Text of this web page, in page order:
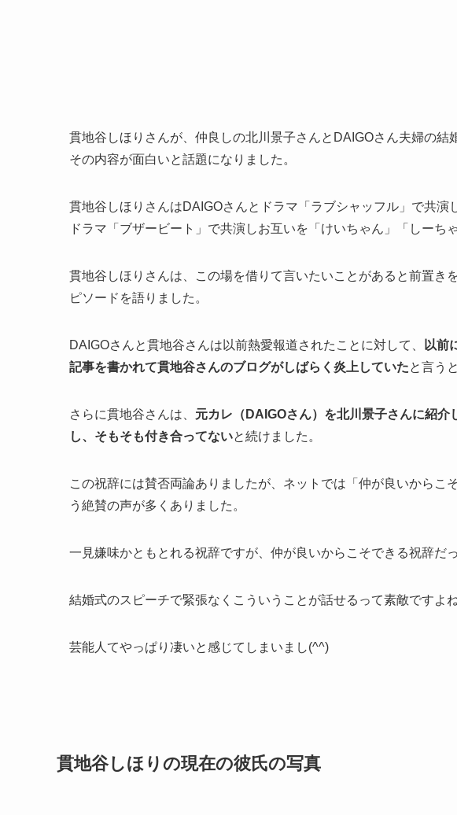
貫地谷しほりさんが、仲良しの北川景子さんとDAIGOさん夫婦の結
その内容が面白いと話題になりました。
貫地谷しほりさんはDAIGOさんとドラマ「ラブシャッフル」で共演
ドラマ「ブザービート」で共演しお互いを「けいちゃん」「しーち
貫地谷しほりさんは、この場を借りて言いたいことがあると前置き
ピソードを語りました。
DAIGOさんと貫地谷さんは以前熱愛報道されたことに対して、
以前
記事を書かれて貫地谷さんのブログがしばらく炎上していたと言う
さらに貫地谷さんは、 元カレ（DAIGOさん）を北川景子さんに紹
し、そもそも付き合ってないと続けました。
この祝辞には賛否両論ありましたが、ネットでは「仲が良いからこ
う絶賛の声が多くありました。
一見嫌味かともとれる祝辞ですが、仲が良いからこそできる祝辞だ
結婚式のスピーチで緊張なくこういうことが話せるって素敵ですよね
芸能人てやっぱり凄いと感じてしまいまし(^^)
貫地谷しほりの現在の彼氏の写真